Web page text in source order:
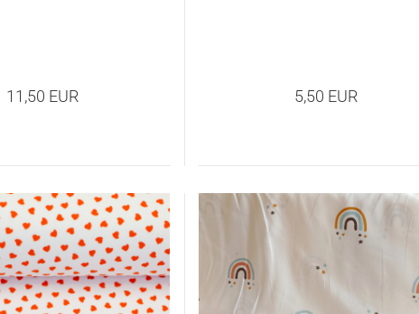
11,50 EUR 5,50 EUR